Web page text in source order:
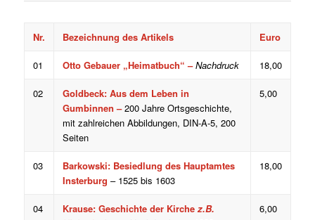
Nr. Bezeichnung des Artikels Euro
01 Otto Gebauer „Heimatbuch“ –Nachdruck 18,00
02
Goldbeck: Aus dem Leben in
Gumbinnen –200 Jahre Ortsgeschichte,
mit zahlreichen Abbildungen, DIN-A-5, 200
Seiten
5,00
03
Barkowski: Besiedlung des Hauptamtes
Insterburg – 1525 bis 1603
18,00
04 Krause: Geschichte der Kirchez.B.
6,00